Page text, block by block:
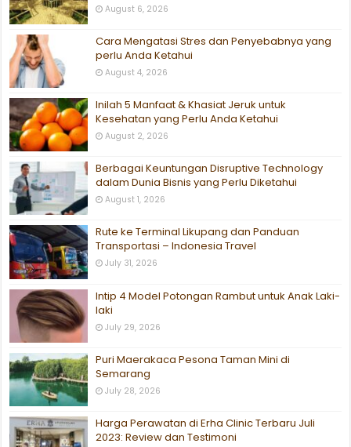
August 6, 2026
Cara Mengatasi Stres dan Penyebabnya yang
perlu Anda Ketahui
August 4, 2026
Inilah 5 Manfaat & Khasiat Jeruk untuk
Kesehatan yang Perlu Anda Ketahui
August 2, 2026
Berbagai Keuntungan Disruptive Technology
dalam Dunia Bisnis yang Perlu Diketahui
August 1, 2026
Rute ke Terminal Likupang dan Panduan
Transportasi – Indonesia Travel
July 31, 2026
Intip 4 Model Potongan Rambut untuk Anak Laki-
laki
July 29, 2026
Puri Maerakaca Pesona Taman Mini di
Semarang
July 28, 2026
Harga Perawatan di Erha Clinic Terbaru Juli
2023: Review dan Testimoni